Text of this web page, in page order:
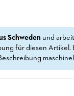
Schweden und
für diesen Artikel.